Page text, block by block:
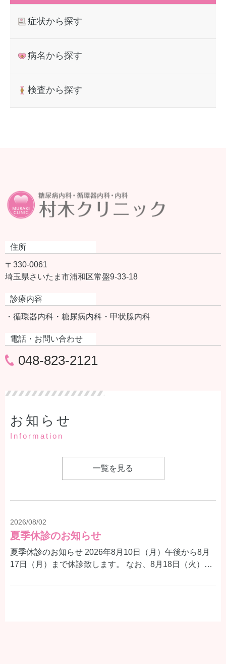
症状から探す
病名から探す
検査から探す
住所
〒330-0061
埼玉県さいたま市浦和区常盤9-33-18
診療内容
・循環器内科 ・糖尿病内科 ・甲状腺内科
電話・お問い合わせ
048-823-2121
お知らせ
Information
一覧を見る
2026/08/02
夏季休診のお知らせ
夏季休診のお知らせ 2026年8月10日（月）午後から8月
17日（月）まで休診致します。 なお、8月18日（火）よ
けいたしますが何卒よろしくお願い申し上げます。 ▲ 8